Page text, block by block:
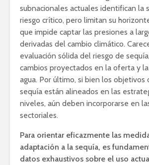
subnacionales actuales identifican la
riesgo crítico, pero limitan su
que impide captar las presiones a
derivadas del cambio climático.
evaluación sólida del riesgo de
cambios proyectados en la oferta y
agua. Por último, si bien los objetivos
sequía están alineados en las
niveles, aún deben incorporarse en
sectoriales.
Para orientar eficazmente las
adaptación a la sequía, es
datos exhaustivos sobre el uso